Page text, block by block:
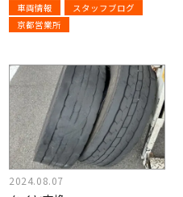
車両情報
スタッフブログ
京都営業所
2024.08.07